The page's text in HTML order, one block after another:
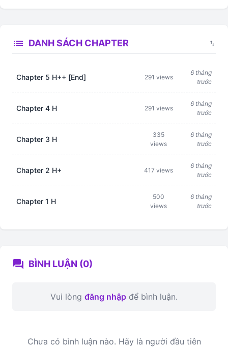
list DANH SÁCH CHAPTER swap_vert
Chapter 5 H++ [End] 291 views
6 tháng
trước
Chapter 4 H 291 views
6 tháng
trước
Chapter 3 H
335
views
6 tháng
trước
Chapter 2 H+ 417 views
6 tháng
trước
Chapter 1 H
500
views
6 tháng
trước
forum BÌNH LUẬN (0)
Vui lòng đăng nhập để bình luận.
Chưa có bình luận nào. Hãy là người đầu tiên